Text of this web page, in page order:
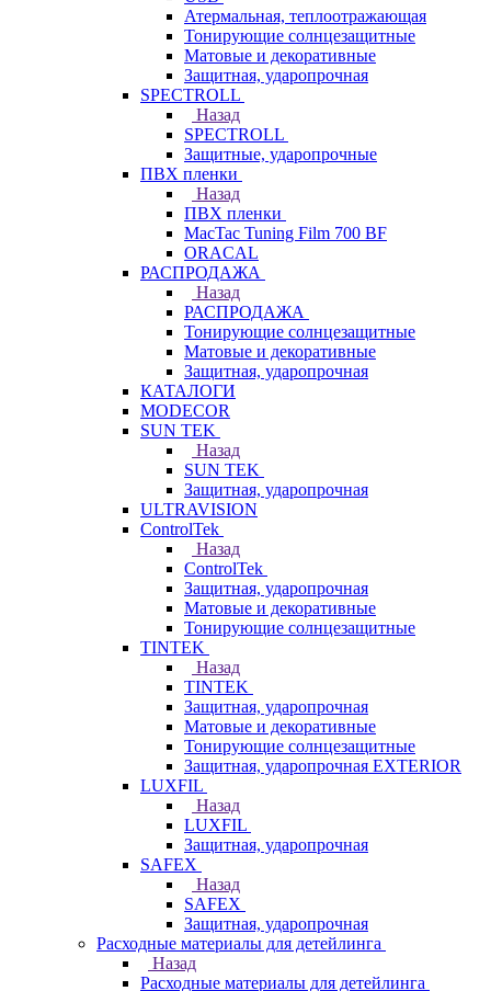
Атермальная, теплоотражающая
Тонирующие солнцезащитные
Матовые и декоративные
Защитная, ударопрочная
SPECTROLL
Назад
SPECTROLL
Защитные, ударопрочные
ПВХ пленки
Назад
ПВХ пленки
MacTac Tuning Film 700 BF
ORACAL
РАСПРОДАЖА
Назад
РАСПРОДАЖА
Тонирующие солнцезащитные
Матовые и декоративные
Защитная, ударопрочная
КАТАЛОГИ
MODECOR
SUN TEK
Назад
SUN TEK
Защитная, ударопрочная
ULTRAVISION
ControlTek
Назад
ControlTek
Защитная, ударопрочная
Матовые и декоративные
Тонирующие солнцезащитные
TINTEK
Назад
TINTEK
Защитная, ударопрочная
Матовые и декоративные
Тонирующие солнцезащитные
Защитная, ударопрочная EXTERIOR
LUXFIL
Назад
LUXFIL
Защитная, ударопрочная
SAFEX
Назад
SAFEX
Защитная, ударопрочная
Расходные материалы для детейлинга
Назад
Расходные материалы для детейлинга